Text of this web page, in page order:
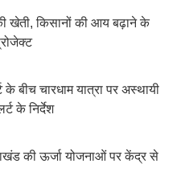
खेती, किसानों की आय बढ़ाने के
बीच चारधाम यात्रा पर अस्थायी
के निर्देश
की ऊर्जा योजनाओं पर केंद्र से